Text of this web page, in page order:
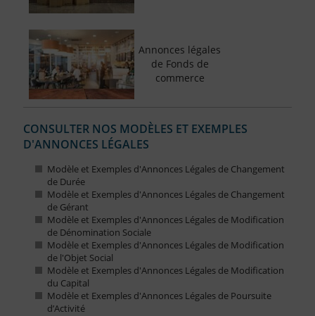
Annonces légales
de Fonds de
commerce
CONSULTER NOS MODÈLES ET EXEMPLES
D'ANNONCES LÉGALES
Modèle et Exemples d'Annonces Légales de Changement
de Durée
Modèle et Exemples d'Annonces Légales de Changement
de Gérant
Modèle et Exemples d'Annonces Légales de Modification
de Dénomination Sociale
Modèle et Exemples d'Annonces Légales de Modification
de l'Objet Social
Modèle et Exemples d'Annonces Légales de Modification
du Capital
Modèle et Exemples d'Annonces Légales de Poursuite
d’Activité